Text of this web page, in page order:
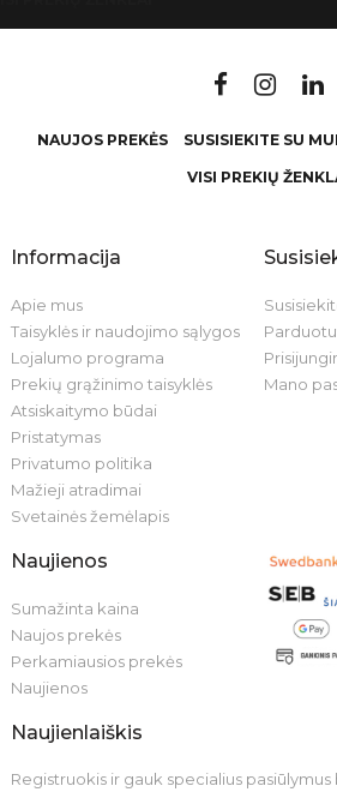
NAUJOS PREKĖS SUSISIEKITE SU
VISI PREKIŲ
Informacija
Apie mus
Taisyklės ir naudojimo sąlygos
Lojalumo programa
Prekių grąžinimo taisyklės
Atsiskaitymo būdai
Pristatymas
Privatumo politika
Mažieji atradimai
Svetainės žemėlapis
Mano
Naujienos
Sumažinta kaina
Naujos prekės
Perkamiausios prekės
Naujienos
Naujienlaiškis
Registruokis ir gauk specialius pasiūlymus